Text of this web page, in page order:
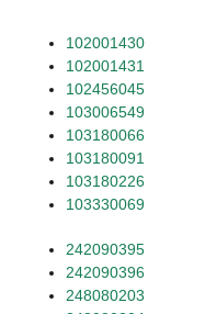
102001430
102001431
102456045
103006549
103180066
103180091
103180226
103330069
242090395
242090396
248080203